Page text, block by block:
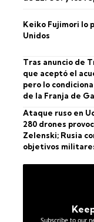
Keiko Fujimori lo
Unidos
Tras anuncio de
que aceptó el
pero lo
de la Franja de
Ataque ruso en
280 drones
Zelenski; Rusia
objetivos
Subscribe to our